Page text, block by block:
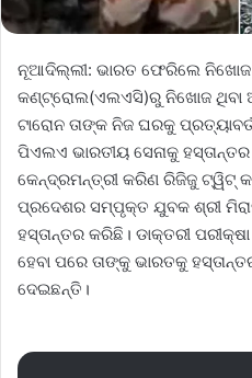
ନୂଆଦିଲ୍ଲୀ: ଭାରତ ଫେରିଲେ
କଣ୍ଟ୍ରୋଲ(ଏଲଏସି)ରୁ ନିଖୋଜ ଥିବା
ଟାରୋନ ତାଙ୍କ ନିଜ ଘରକୁ
ପିଏଲଏ ଭାରତୀୟ ସେନାକୁ
କେନ୍ଦ୍ରମନ୍ତ୍ରୀ କରିଣ ରିଜିଜୁ ଟ୍ୱିଟ୍‌
ପ୍ରଦେଶର ସମ୍ପୃକ୍ତ ଯୁବକ ଶ୍ରୀ
ହସ୍ତାନ୍ତର କରିଛି। ଡାକ୍ତରୀ
ହେବା ପରେ ତାଙ୍କୁ ଭାରତକୁ
ଦେଇଛନ୍ତି।